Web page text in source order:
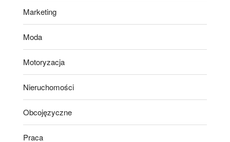
Marketing
Moda
Motoryzacja
Nieruchomości
Obcojęzyczne
Praca